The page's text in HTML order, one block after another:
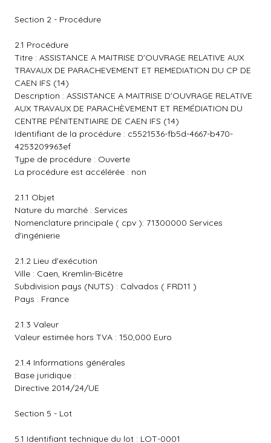
Section 2 - Procédure
2.1 Procédure
Titre : ASSISTANCE A MAITRISE D'OUVRAGE RELATIVE AUX
TRAVAUX DE PARACHEVEMENT ET REMEDIATION DU CP DE
CAEN IFS (14)
Description : ASSISTANCE A MAITRISE D'OUVRAGE RELATIVE
AUX TRAVAUX DE PARACHÈVEMENT ET REMÉDIATION DU
CENTRE PÉNITENTIAIRE DE CAEN IFS (14)
Identifiant de la procédure : c5521536-fb5d-4667-b470-
4253209963ef
Type de procédure : Ouverte
La procédure est accélérée : non
2.1.1 Objet
Nature du marché : Services
Nomenclature principale ( cpv ): 71300000 Services
d'ingénierie
2.1.2 Lieu d'exécution
Ville : Caen, Kremlin-Bicêtre
Subdivision pays (NUTS) : Calvados ( FRD11 )
Pays : France
2.1.3 Valeur
Valeur estimée hors TVA : 150,000 Euro
2.1.4 Informations générales
Base juridique :
Directive 2014/24/UE
Section 5 - Lot
5.1 Identifiant technique du lot : LOT-0001